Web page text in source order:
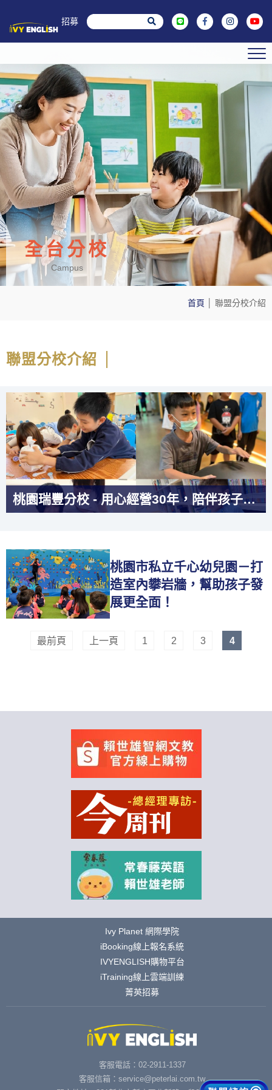
菁英招募
全台分校
Campus
首頁 聯盟分校介紹
聯盟分校介紹
桃園平鎮分校－培育品行與學業並重的優質補習班
桃園市私立千心幼兒園－打
造室內攀岩牆，幫助孩子發
展更全面！
最前頁 上一頁 1 2 3 4
Ivy Planet 網際學院
iBooking線上報名系統
IVYENGLISH購物平台
iTraining線上雲端訓練
菁英招募
客服電話：02-2911-1337
客服信箱：service@peterlai.com.tw